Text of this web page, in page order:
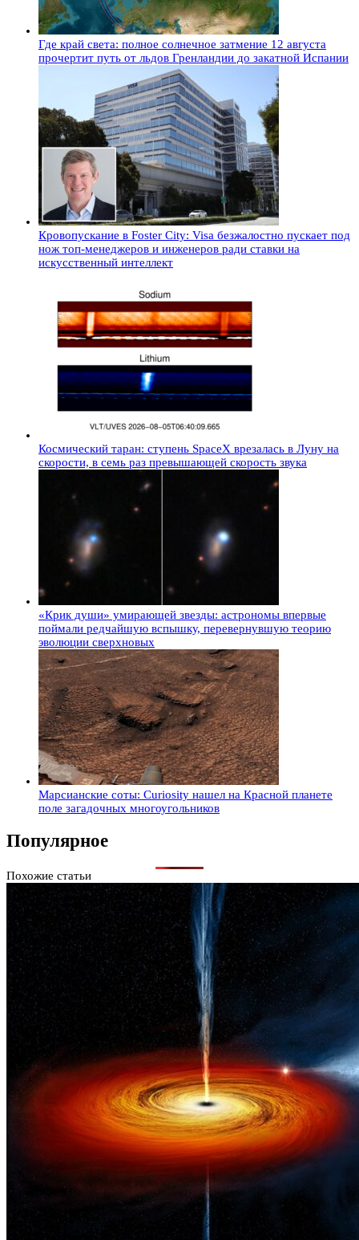
Где край света: полное солнечное затмение 12 августа
прочертит путь от льдов Гренландии до закатной Испании
Кровопускание в Foster City: Visa безжалостно пускает под
нож топ-менеджеров и инженеров ради ставки на
искусственный интеллект
Космический таран: ступень SpaceX врезалась в Луну на
скорости, в семь раз превышающей скорость звука
«Крик души» умирающей звезды: астрономы впервые
поймали редчайшую вспышку, перевернувшую теорию
эволюции сверхновых
Марсианские соты: Curiosity нашел на Красной планете
поле загадочных многоугольников
Популярное
Похожие статьи